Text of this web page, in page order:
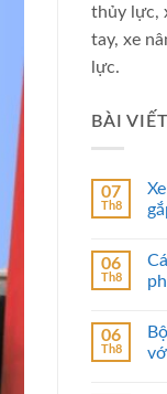
thủy lực,
tay, xe
lực.
BÀI
07
Th8
06
Th8
06
Th8